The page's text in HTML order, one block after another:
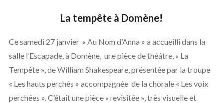
La tempête à Domène!
Ce samedi 27 janvier « Au Nom d’Anna » a accueilli dans la
salle l’Escapade, à Domène, une pièce de théâtre, « La
Tempête », de William Shakespeare, présentée par la troupe
« Les hauts perchés » accompagnée de la chorale « Les voix
perchées ». C’était une pièce « revisitée », très visuelle et